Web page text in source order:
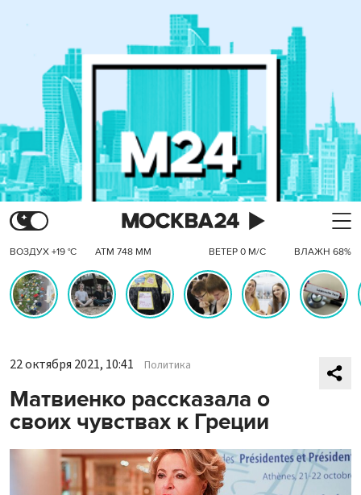
ВОЗДУХ +19 °C АТМ 748 ММ ВЕТЕР 0 М/С ВЛАЖН 68%
22 октября 2021, 10:41 Политика
Матвиенко рассказала о
своих чувствах к Греции